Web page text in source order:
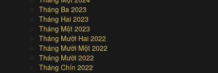
Tháng Ba 2023
Tháng Hai 2023
Tháng Một 2023
Tháng Mười Hai 2022
Tháng Mười Một 2022
Tháng Mười 2022
Tháng Chín 2022